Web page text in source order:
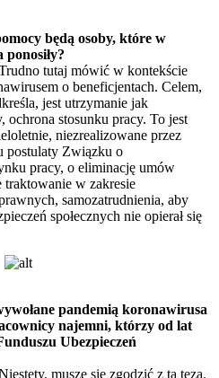
będą osoby, które w
tutaj mówić w kontekście
o beneficjentach. Celem,
jest utrzymanie jak
stosunku pracy. To jest
niezrealizowane przez
postulaty Związku o
pracy, o eliminację umów
w zakresie
samozatrudnienia, aby
społecznych nie opierał się
pandemią koronawirusa
najemni, którzy od lat
Ubezpieczeń
muszę się zgodzić z tą tezą.